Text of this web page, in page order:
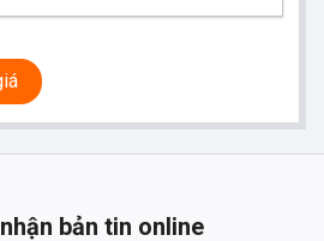
bản tin online